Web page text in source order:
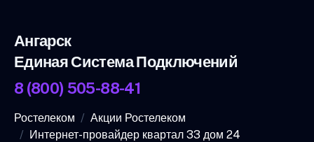
Ангарск
Единая Система Подключений
8 (800) 505-88-41
Ростелеком
Акции Ростелеком
Интернет-провайдер квартал 33 дом 24